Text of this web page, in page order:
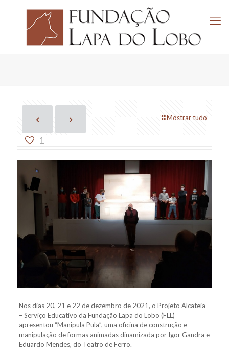
Mostrar tudo
1
Nos dias 20, 21 e 22 de dezembro de 2021, o Projeto Alcateia
– Serviço Educativo da Fundação Lapa do Lobo (FLL)
apresentou “Manipula Pula”, uma oficina de construção e
manipulação de formas animadas dinamizada por Igor Gandra e
Eduardo Mendes, do Teatro de Ferro.